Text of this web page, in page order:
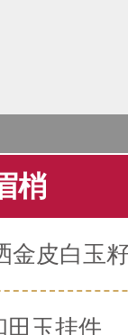
梢
金皮白玉
玉挂件